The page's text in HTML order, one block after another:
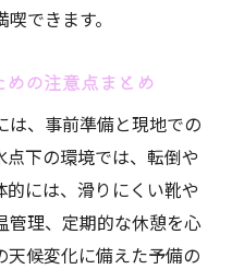
できます。
の注意点まとめ
は、事前準備と現地での
下の環境では、転倒や
には、滑りにくい靴や
管理、定期的な休憩を心
候変化に備えた予備の